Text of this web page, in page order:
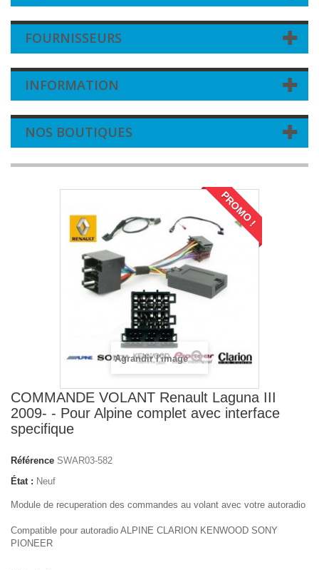
FOURNISSEURS
INFORMATION
NOS BOUTIQUES
PROMO !
Agrandir l'image
COMMANDE VOLANT Renault Laguna III
2009- - Pour Alpine complet avec interface
specifique
Référence SWAR03-582
État : Neuf
Module de recuperation des commandes au volant avec votre autoradio
Compatible pour autoradio ALPINE CLARION KENWOOD SONY
PIONEER